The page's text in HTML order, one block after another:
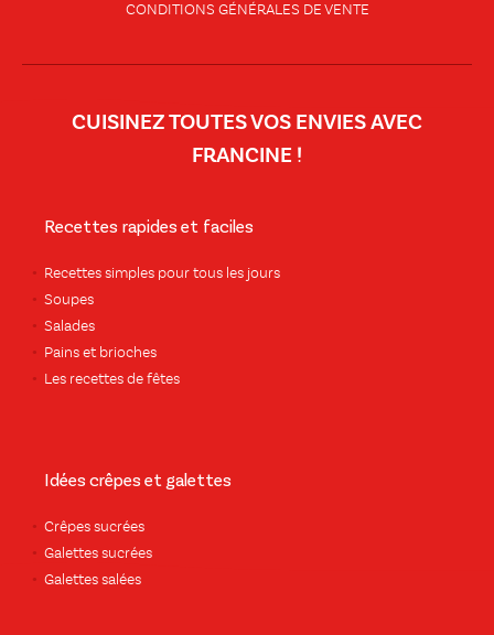
CONDITIONS GÉNÉRALES DE VENTE
CUISINEZ TOUTES VOS ENVIES AVEC
FRANCINE !
Recettes rapides et faciles
Recettes simples pour tous les jours
Soupes
Salades
Pains et brioches
Les recettes de fêtes
Idées crêpes et galettes
Crêpes sucrées
Galettes sucrées
Galettes salées